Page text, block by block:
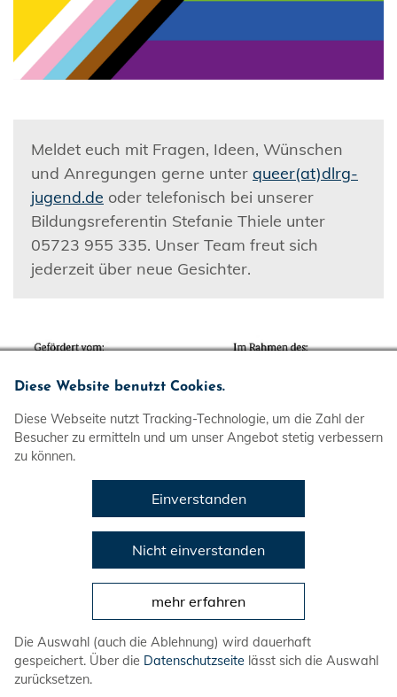
Meldet euch mit Fragen, Ideen, Wünschen
und Anregungen gerne unter queer(at)dlrg-
jugend.de oder telefonisch bei unserer
Bildungsreferentin Stefanie Thiele unter
05723 955 335. Unser Team freut sich
jederzeit über neue Gesichter.
Diese Website benutzt Cookies.
Diese Webseite nutzt Tracking-Technologie, um die Zahl der
Besucher zu ermitteln und um unser Angebot stetig verbessern
zu können.
Einverstanden
Nicht einverstanden
mehr erfahren
Die Auswahl (auch die Ablehnung) wird dauerhaft
gespeichert. Über die Datenschutzseite lässt sich die Auswahl
zurücksetzen.
Veranstaltungen
Prävention von Gewalt
Service
DLRG-Jugend